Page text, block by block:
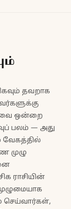
தவறாக
ஒன்றை
பலம் — அது
வேகத்தில்
முழு
ராசியின்
செய்வார்கள்,